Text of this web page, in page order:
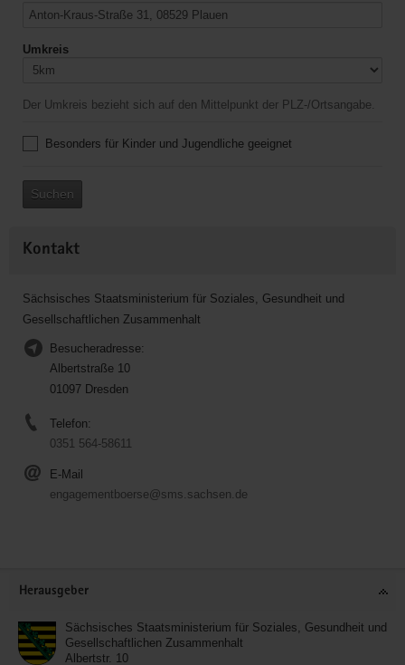
Umkreis
Der Umkreis bezieht sich auf den Mittelpunkt der PLZ-/Ortsangabe.
Besonders für Kinder und Jugendliche geeignet
Suchen
Kontakt
Sächsisches Staatsministerium für Soziales, Gesundheit und
Gesellschaftlichen Zusammenhalt
Besucheradresse:
Albertstraße 10
01097 Dresden
Telefon:
0351 564-58611
E-Mail
engagementboerse@sms.sachsen.de
Herausgeber
Sächsisches Staatsministerium für Soziales, Gesundheit und
Gesellschaftlichen Zusammenhalt
Albertstr. 10